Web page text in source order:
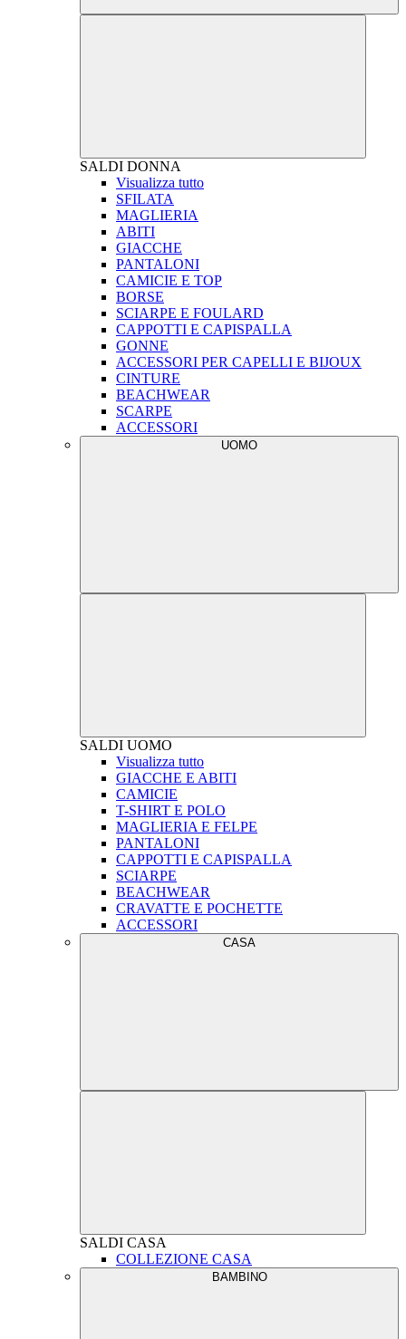
SALDI DONNA
Visualizza tutto
SFILATA
MAGLIERIA
ABITI
GIACCHE
PANTALONI
CAMICIE E TOP
BORSE
SCIARPE E FOULARD
CAPPOTTI E CAPISPALLA
GONNE
ACCESSORI PER CAPELLI E BIJOUX
CINTURE
BEACHWEAR
SCARPE
ACCESSORI
UOMO
SALDI UOMO
Visualizza tutto
GIACCHE E ABITI
CAMICIE
T-SHIRT E POLO
MAGLIERIA E FELPE
PANTALONI
CAPPOTTI E CAPISPALLA
SCIARPE
BEACHWEAR
CRAVATTE E POCHETTE
ACCESSORI
CASA
SALDI CASA
COLLEZIONE CASA
BAMBINO